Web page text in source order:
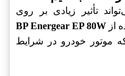
تأثیر زیادی بر روی
از BP Energear EP 80W
موتور خودرو در شرایط